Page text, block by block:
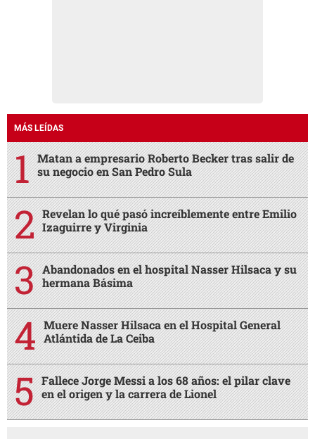
MÁS LEÍDAS
Matan a empresario Roberto Becker tras salir de
su negocio en San Pedro Sula
Revelan lo qué pasó increíblemente entre Emilio
Izaguirre y Virginia
Abandonados en el hospital Nasser Hilsaca y su
hermana Básima
Muere Nasser Hilsaca en el Hospital General
Atlántida de La Ceiba
Fallece Jorge Messi a los 68 años: el pilar clave
en el origen y la carrera de Lionel